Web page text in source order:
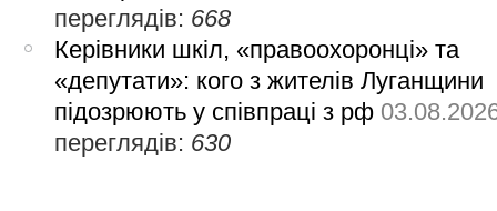
переглядів: 668
Керівники шкіл, «правоохоронці» та
«депутати»: кого з жителів Луганщини
підозрюють у співпраці з рф
переглядів: 630